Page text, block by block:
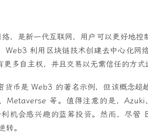
，是新一代互联网，用户可以更好地控
Web3 利用区块链技术创建去中心化网
多自主权，并且交易以无需信任的方式
货币是 Web3 的著名示例，但该概念超
Metaverse 等。值得注意的是，
机会感兴趣的蓝筹投资。然而，尽管
转。